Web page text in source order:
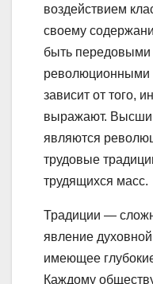
воздействием
своему
быть передовыми
революционными
зависит от того,
выражают.
являются
трудовые
трудящихся масс.
Традиции —
явление
имеющее
Каждому